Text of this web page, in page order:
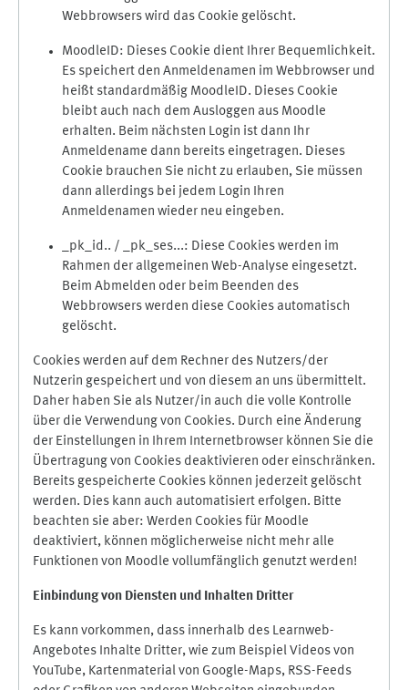
Webbrowsers wird das Cookie gelöscht.
MoodleID: Dieses Cookie dient Ihrer Bequemlichkeit.
Es speichert den Anmeldenamen im Webbrowser und
heißt standardmäßig MoodleID. Dieses Cookie
bleibt auch nach dem Ausloggen aus Moodle
erhalten. Beim nächsten Login ist dann Ihr
Anmeldename dann bereits eingetragen. Dieses
Cookie brauchen Sie nicht zu erlauben, Sie müssen
dann allerdings bei jedem Login Ihren
Anmeldenamen wieder neu eingeben.
_pk_id.. / _pk_ses...: Diese Cookies werden im
Rahmen der allgemeinen Web-Analyse eingesetzt.
Beim Abmelden oder beim Beenden des
Webbrowsers werden diese Cookies automatisch
gelöscht.
Cookies werden auf dem Rechner des Nutzers/der
Nutzerin gespeichert und von diesem an uns übermittelt.
Daher haben Sie als Nutzer/in auch die volle Kontrolle
über die Verwendung von Cookies. Durch eine Änderung
der Einstellungen in Ihrem Internetbrowser können Sie die
Übertragung von Cookies deaktivieren oder einschränken.
Bereits gespeicherte Cookies können jederzeit gelöscht
werden. Dies kann auch automatisiert erfolgen. Bitte
beachten sie aber: Werden Cookies für Moodle
deaktiviert, können möglicherweise nicht mehr alle
Funktionen von Moodle vollumfänglich genutzt werden!
Einbindung von Diensten und Inhalten Dritter
Es kann vorkommen, dass innerhalb des Learnweb-
Angebotes Inhalte Dritter, wie zum Beispiel Videos von
YouTube, Kartenmaterial von Google-Maps, RSS-Feeds